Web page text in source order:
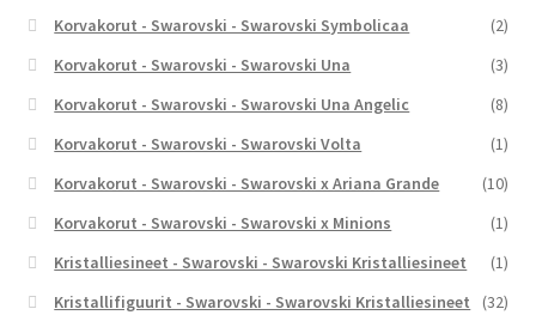
Korvakorut - Swarovski - Swarovski Symbolicaa
(2)
Korvakorut - Swarovski - Swarovski Una
(3)
Korvakorut - Swarovski - Swarovski Una Angelic
(8)
Korvakorut - Swarovski - Swarovski Volta
(1)
Korvakorut - Swarovski - Swarovski x Ariana Grande
(10)
Korvakorut - Swarovski - Swarovski x Minions
(1)
Kristalliesineet - Swarovski - Swarovski Kristalliesineet
(1)
Kristallifiguurit - Swarovski - Swarovski Kristalliesineet
(32)